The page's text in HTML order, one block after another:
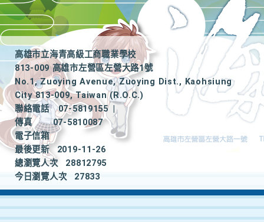
高雄市立海青高級工商職業學校
813-009 高雄市左營區左營大路1號
No.1, Zuoying Avenue, Zuoying Dist., Kaohsiung
City 813-009, Taiwan (R.O.C.)
聯絡電話
07-5819155
|
傳真
07-5810087
電子信箱
最後更新
2019-11-26
總瀏覽人次
28812795
今日瀏覽人次
27833